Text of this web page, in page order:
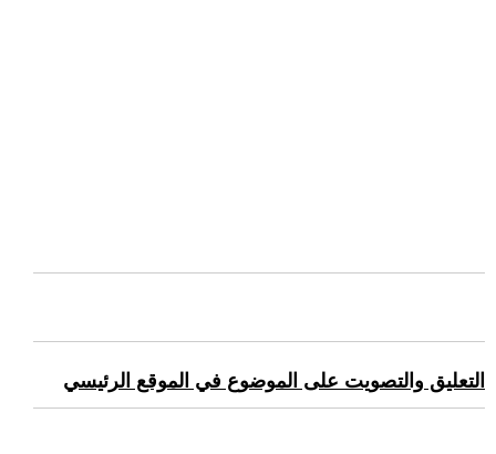
التعليق والتصويت على الموضوع في الموقع الرئيسي